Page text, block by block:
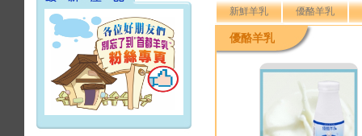
新鮮羊乳 優酪羊乳
優酪羊乳